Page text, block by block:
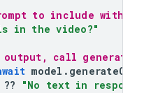
to include with the
in the video?"
call
model .
?? "No text in